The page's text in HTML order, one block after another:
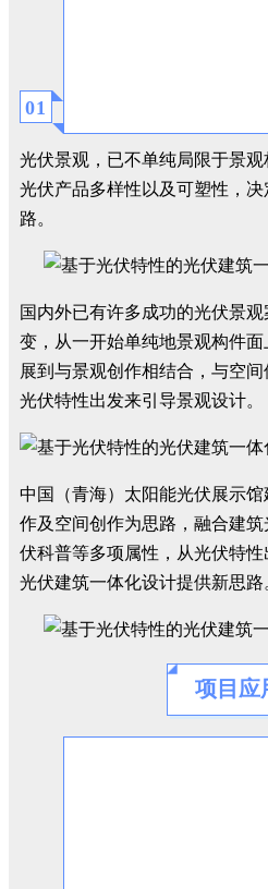
01
光伏景观，已不单纯局限于景观
光伏产品多样性以及可塑性，
路。
国内外已有许多成功的光伏景
变，从一开始单纯地景观构件
展到与景观创作相结合，与空
光伏特性出发来引导景观设计。
中国（青海）太阳能光伏展示
作及空间创作为思路，融合建
伏科普等多项属性，从光伏特
光伏建筑一体化设计提供新思路
项目应